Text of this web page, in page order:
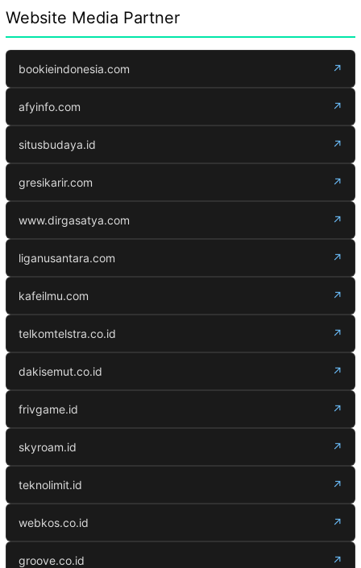
Website Media Partner
bookieindonesia.com ↗
afyinfo.com ↗
situsbudaya.id ↗
gresikarir.com ↗
www.dirgasatya.com ↗
liganusantara.com ↗
kafeilmu.com ↗
telkomtelstra.co.id ↗
dakisemut.co.id ↗
frivgame.id ↗
skyroam.id ↗
teknolimit.id ↗
webkos.co.id ↗
groove.co.id ↗